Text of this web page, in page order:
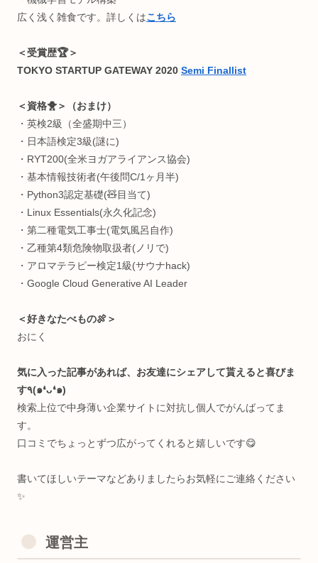
京都ビジコン副賞→Webサービス起業→日本科学未来館(テ
究員＆企業でクリエイティブテクノロジスト→今に至る
٩(๑❛ᴗ❛๑)🎵
＜KeyWord🔑＞
脳科学/神経生理心理学/生体医工学/ゲーミフィケーション/
タラクティブアート/知育教育/医療/ヘルスケア etc..
一番好きな生体情報はEEG（脳波）です。
夢は心身を最高の状態に昇華させるインタラクティブアー
構築。
＜Computer Skills💻＞
・インタラクティブCG制作
・3DCGモデリング
・機械学習モデル構築
広く浅く雑食です。詳しくはこちら
＜受賞歴🏆＞
・日本語検定3級(謎に)
運営主